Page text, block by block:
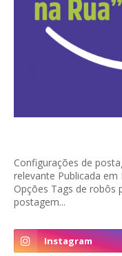
Configurações de
relevante Publicada em
Opções Tags de robôs
postagem...